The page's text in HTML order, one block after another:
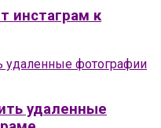
инстаграм к
удаленные